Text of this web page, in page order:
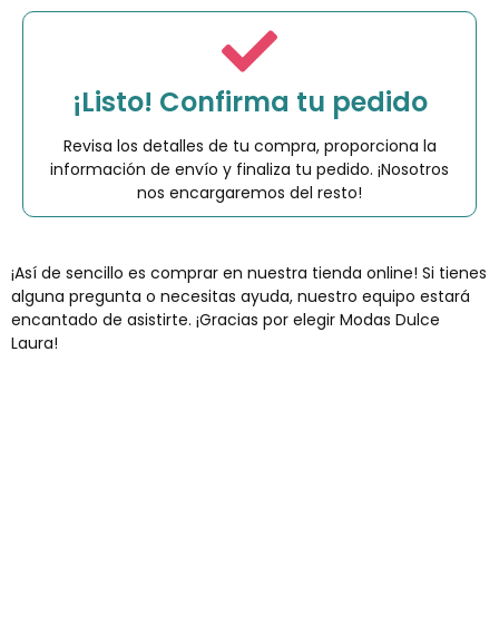
¡Listo! Confirma tu pedido
Revisa los detalles de tu compra, proporciona la
información de envío y finaliza tu pedido. ¡Nosotros
nos encargaremos del resto!
¡Así de sencillo es comprar en nuestra tienda online! Si tienes
alguna pregunta o necesitas ayuda, nuestro equipo estará
encantado de asistirte. ¡Gracias por elegir Modas Dulce
Laura!